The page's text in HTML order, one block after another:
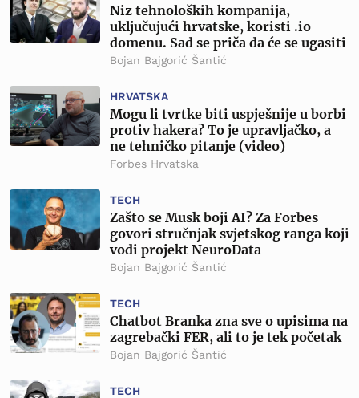
Niz tehnoloških kompanija,
uključujući hrvatske, koristi .io
domenu. Sad se priča da će se ugasiti
Bojan Bajgorić Šantić
HRVATSKA
Mogu li tvrtke biti uspješnije u borbi
protiv hakera? To je upravljačko, a
ne tehničko pitanje (video)
Forbes Hrvatska
TECH
Zašto se Musk boji AI? Za Forbes
govori stručnjak svjetskog ranga koji
vodi projekt NeuroData
Bojan Bajgorić Šantić
TECH
Chatbot Branka zna sve o upisima na
zagrebački FER, ali to je tek početak
Bojan Bajgorić Šantić
TECH